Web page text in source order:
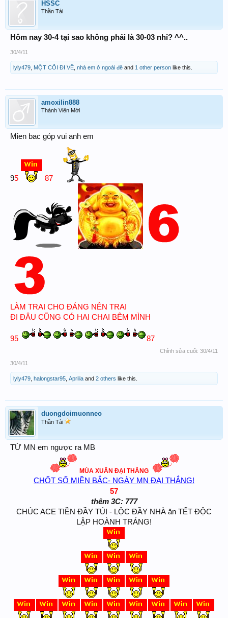
HSSC
Thần Tài
Hôm nay 30-4 tại sao không phải là 30-03 nhỉ? ^^..
30/4/11
lyly479 MỘT CÕI ĐI VỀ nhà em ở ngoài đê and 1 other person like this.
amoxilin888
Thành Viên Mới
Mien bac góp vui anh em
95 87
LÀM TRAI CHO ĐÁNG NÊN TRAI
ĐI ĐÂU CŨNG CÓ HAI CHAI BÊM MÌNH
95 87
Chỉnh sửa cuối: 30/4/11
30/4/11
lyly479 halongstar95 Aprilia and 2 others like this.
duongdoimuonneo
Thần Tài
TỪ MN em ngược ra MB
MÙA XUÂN ĐẠI THẮNG
CHỐT SỐ MIỀN BẮC- NGÀY MN ĐẠI THẮNG!
57
thêm 3C: 777
CHÚC ACE TIỀN ĐẦY TÚI - LỘC ĐẦY NHÀ ăn TẾT ĐỘC
LẬP HOÀNH TRÁNG!